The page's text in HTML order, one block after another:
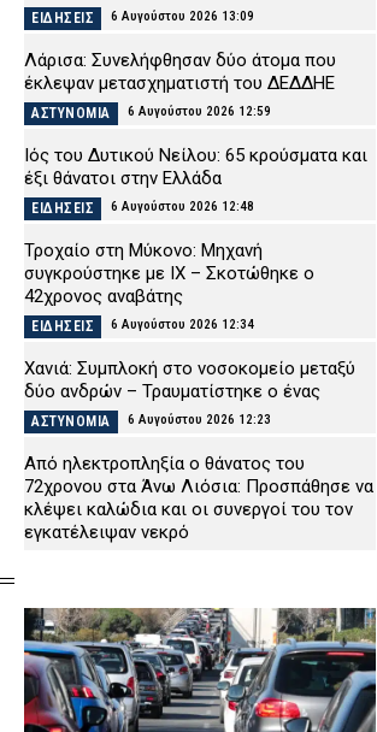
ΕΙΔΗΣΕΙΣ 6 Αυγούστου 2026 13:09
Λάρισα: Συνελήφθησαν δύο άτομα που
έκλεψαν μετασχηματιστή του ΔΕΔΔΗΕ
ΑΣΤΥΝΟΜΙΑ 6 Αυγούστου 2026 12:59
Ιός του Δυτικού Νείλου: 65 κρούσματα και
έξι θάνατοι στην Ελλάδα
ΕΙΔΗΣΕΙΣ 6 Αυγούστου 2026 12:48
Τροχαίο στη Μύκονο: Μηχανή
συγκρούστηκε με ΙΧ – Σκοτώθηκε ο
42χρονος αναβάτης
ΕΙΔΗΣΕΙΣ 6 Αυγούστου 2026 12:34
Χανιά: Συμπλοκή στο νοσοκομείο μεταξύ
δύο ανδρών – Τραυματίστηκε ο ένας
ΑΣΤΥΝΟΜΙΑ 6 Αυγούστου 2026 12:23
Από ηλεκτροπληξία ο θάνατος του
72χρονου στα Άνω Λιόσια: Προσπάθησε να
κλέψει καλώδια και οι συνεργοί του τον
εγκατέλειψαν νεκρό
Σκιάθος: Βρετανίδα μέθυσε και προκάλεσε
επεισόδιο στο ξενοδοχείο και στο Κέντρο
Υγείας – Αντιστάθηκε κατά τη σύλληψή της
ΑΣΤΥΝΟΜΙΑ 6 Αυγούστου 2026 11:51
Θεσσαλονίκη: Χειροπέδες σε δύο